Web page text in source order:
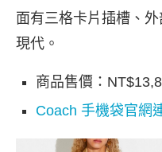
面有三格卡片插槽、
現代。
商品售價：
Coach 手機袋官網